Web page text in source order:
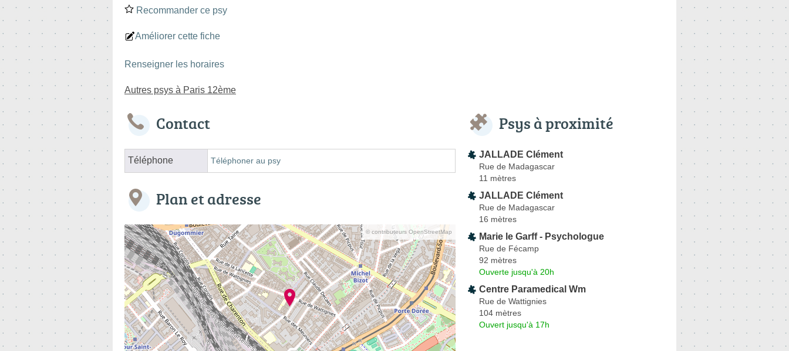
Recommander ce psy
Améliorer cette fiche
Renseigner les horaires
Autres psys à Paris 12ème
Contact
Téléphone Téléphoner au psy
Plan et adresse
© contributeurs OpenStreetMap
Psys à proximité
JALLADE Clément
Rue de Madagascar
11 mètres
JALLADE Clément
Rue de Madagascar
16 mètres
Marie le Garff - Psychologue
Rue de Fécamp
92 mètres
Ouverte jusqu'à 20h
Centre Paramedical Wm
Rue de Wattignies
104 mètres
Ouvert jusqu'à 17h